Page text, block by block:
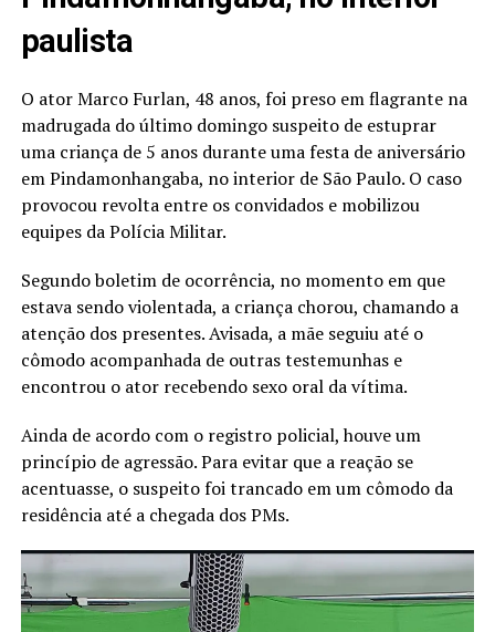
paulista
O ator Marco Furlan, 48 anos, foi preso em flagrante na
madrugada do último domingo suspeito de estuprar
uma criança de 5 anos durante uma festa de aniversário
em Pindamonhangaba, no interior de São Paulo. O caso
provocou revolta entre os convidados e mobilizou
equipes da Polícia Militar.
Segundo boletim de ocorrência, no momento em que
estava sendo violentada, a criança chorou, chamando a
atenção dos presentes. Avisada, a mãe seguiu até o
cômodo acompanhada de outras testemunhas e
encontrou o ator recebendo sexo oral da vítima.
Ainda de acordo com o registro policial, houve um
princípio de agressão. Para evitar que a reação se
acentuasse, o suspeito foi trancado em um cômodo da
residência até a chegada dos PMs.